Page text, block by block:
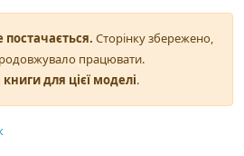
Сторінку збережено,
працювати.
для цієї моделі.